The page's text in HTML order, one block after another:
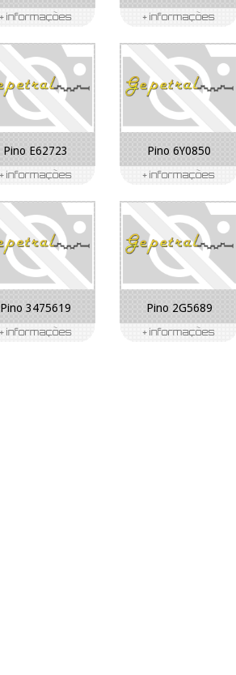
Pino E62723 Pino 6Y0850
Pino 3475619 Pino 2G5689